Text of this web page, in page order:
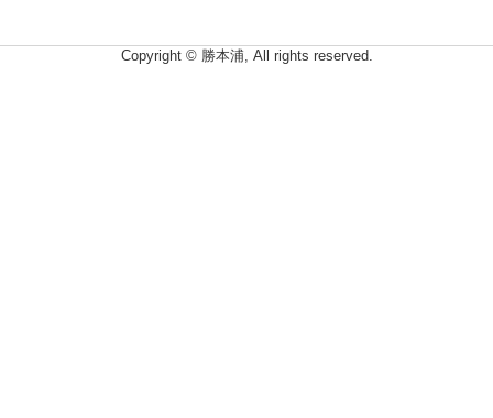
Copyright © 勝本浦, All rights reserved.